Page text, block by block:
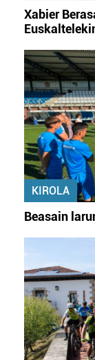
Xabier
KIROLA
Beasain